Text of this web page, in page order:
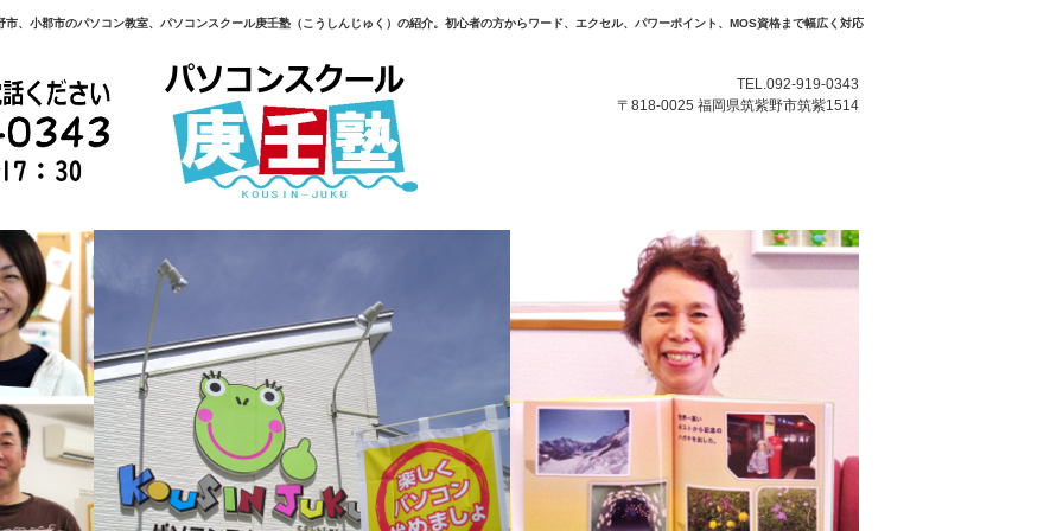
市、小郡市のパソコン教室、パソコンスクール庚壬塾（こうしんじゅく）の紹介。初心者の方からワード、エクセル、パワーポイント、MOS資格まで幅広く対応
TEL.092-919-0343
〒818-0025 福岡県筑紫野市筑紫1514